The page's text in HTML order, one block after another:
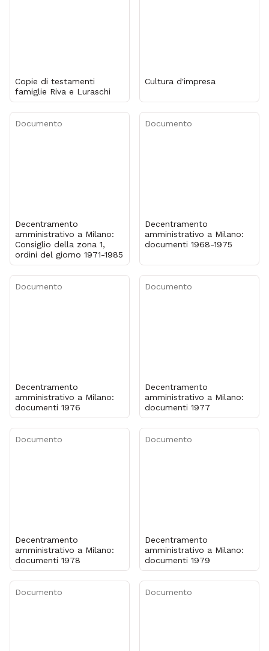
Copie di testamenti
famiglie Riva e Luraschi
Cultura d'impresa
Documento
Decentramento
amministrativo a Milano:
Consiglio della zona 1,
ordini del giorno 1971-1985
Documento
Decentramento
amministrativo a Milano:
documenti 1968-1975
Documento
Decentramento
amministrativo a Milano:
documenti 1976
Documento
Decentramento
amministrativo a Milano:
documenti 1977
Documento
Decentramento
amministrativo a Milano:
documenti 1978
Documento
Decentramento
amministrativo a Milano:
documenti 1979
Documento Documento